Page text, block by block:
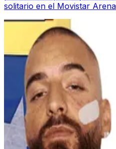
solitario en el Movistar